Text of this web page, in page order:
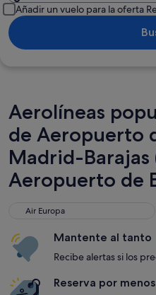
Añadir un vuelo para la oferta
Aerolíneas
de Aeropuerto
Madrid-Barajas
Aeropuerto de
Air Europa
Air Europa
Mantente al tanto
Recibe alertas si los
Reserva por menos